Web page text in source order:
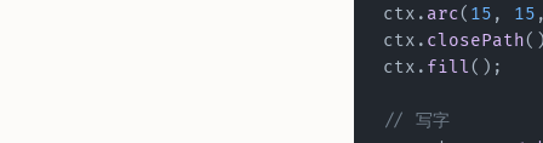
ctx. arc( 15 , 15
ctx. closePath
ctx. fill();
// 写字